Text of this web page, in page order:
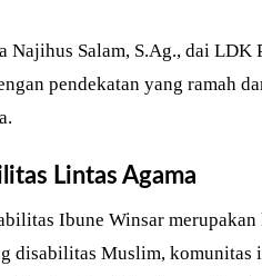
Najihus Salam, S.Ag., dai
pendekatan yang ramah
Lintas Agama
Ibune Winsar
disabilitas Muslim,